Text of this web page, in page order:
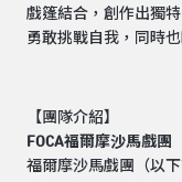
戲篷結合，創作出獨
勇敢挑戰自我，同時
【團隊介紹】
FOCA福爾摩沙馬戲團
福爾摩沙馬戲團（以